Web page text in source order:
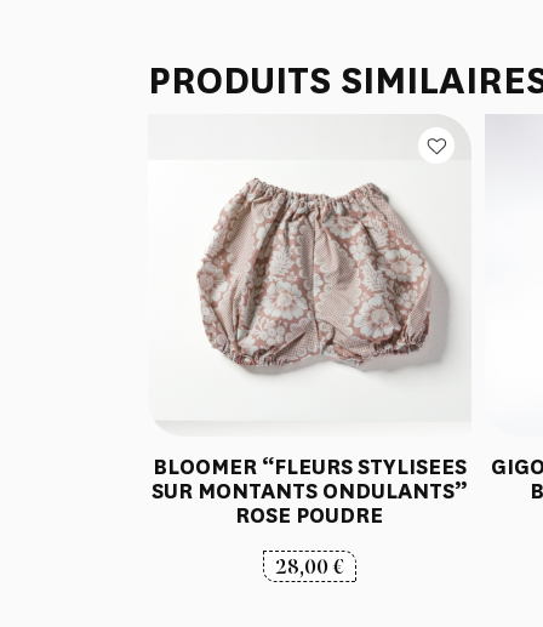
PRODUITS
BLOOMER “FLEURS STYLISEES
SUR MONTANTS ONDULANTS”
ROSE POUDRE
28,00€